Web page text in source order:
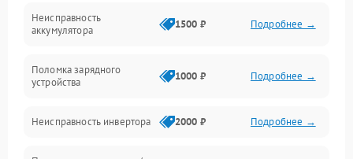
Звук и индикация
Неисправность
аккумулятора
1500 ₽ Подробнее →
Поломка зарядного
устройства
1000 ₽ Подробнее →
Неисправность инвертора 2000 ₽ Подробнее →